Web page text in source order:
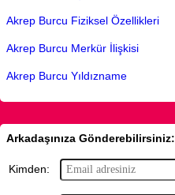
Akrep Burcu Fiziksel Özellikleri
Akrep Burcu Merkür İlişkisi
Akrep Burcu Yıldızname
Arkadaşınıza Gönderebilirsiniz:
Kimden: